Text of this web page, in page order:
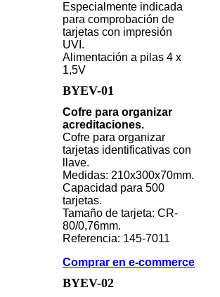
Especialmente indicada
para comprobación de
tarjetas con impresión
UVI.
Alimentación a pilas 4 x
1,5V
BYEV-01
Cofre para organizar
acreditaciones.
Cofre para organizar
tarjetas identificativas con
llave.
Medidas: 210x300x70mm.
Capacidad para 500
tarjetas.
Tamaño de tarjeta: CR-
80/0,76mm.
Referencia: 145-7011
Comprar en e-commerce
BYEV-02